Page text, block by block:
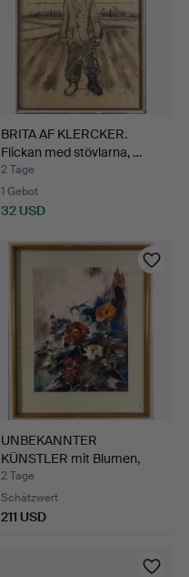
BRITA AF KLERCKER.
Flickan med stövlarna, …
2 Tage
1 Gebot
32 USD
UNBEKANNTER
KÜNSTLER mit Blumen,
signiert.
2 Tage
Schätzwert
211 USD